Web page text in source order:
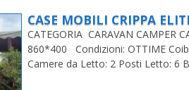
CASE MOBILI CRIPPA
CATEGORIA CARAVAN CAMPER
860*400 Condizioni: OTTIME
Camere da Letto: 2 Posti Letto: 6